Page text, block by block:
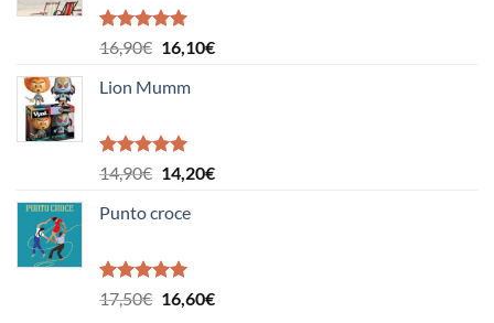
39,00€.
Valutato
5.00
16,90€ Il
originale
16,90€.
16,10€Il
Lion Mumm
Valutato
5.00
14,90€ Il
originale
14,90€.
14,20€Il
Punto croce
Valutato
5.00
17,50€ Il
16,60€Il